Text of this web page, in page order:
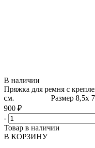
В наличии
Пряжка для ремня с
см. Размер 8,5х 7
900 ₽
-
Товар в наличии
В КОРЗИНУ